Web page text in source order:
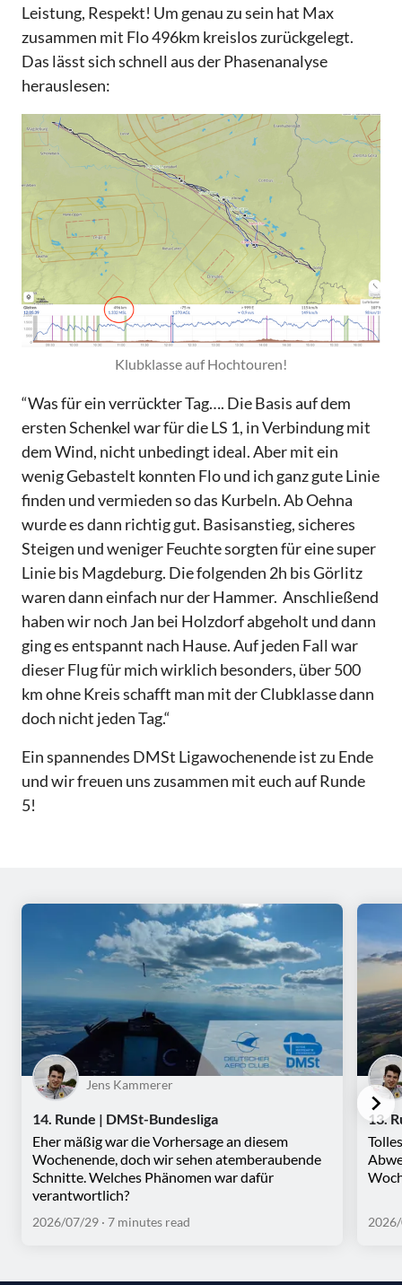
Leistung, Respekt! Um genau zu sein hat Max
zusammen mit Flo 496km kreislos zurückgelegt.
Das lässt sich schnell aus der Phasenanalyse
herauslesen:
Klubklasse auf Hochtouren!
“Was für ein verrückter Tag…. Die Basis auf dem
ersten Schenkel war für die LS 1, in Verbindung mit
dem Wind, nicht unbedingt ideal. Aber mit ein
wenig Gebastelt konnten Flo und ich ganz gute Linie
finden und vermieden so das Kurbeln. Ab Oehna
wurde es dann richtig gut. Basisanstieg, sicheres
Steigen und weniger Feuchte sorgten für eine super
Linie bis Magdeburg. Die folgenden 2h bis Görlitz
waren dann einfach nur der Hammer. Anschließend
haben wir noch Jan bei Holzdorf abgeholt und dann
ging es entspannt nach Hause. Auf jeden Fall war
dieser Flug für mich wirklich besonders, über 500
km ohne Kreis schafft man mit der Clubklasse dann
doch nicht jeden Tag.“
Ein spannendes DMSt Ligawochenende ist zu Ende
und wir freuen uns zusammen mit euch auf Runde
5!
Jens Kammerer
14. Runde | DMSt-Bundesliga
Eher mäßig war die Vorhersage an diesem
Wochenende, doch wir sehen atemberaubende
Schnitte. Welches Phänomen war dafür
verantwortlich?
2026/07/29 · 7 minutes read
13.